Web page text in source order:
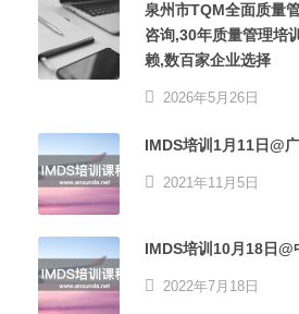
泉州市TQM全面质量
咨询,30年质量管理培
赖,数百家企业选择
2026年5月26日
IMDS培训1月11日@
2021年11月5日
IMDS培训10月18日@
2022年7月18日